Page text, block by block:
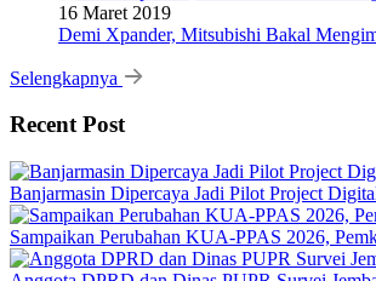
16 Maret 2019
Demi Xpander, Mitsubishi Bakal
Selengkapnya
Recent Post
Banjarmasin Dipercaya Jadi Pilot Project
Sampaikan Perubahan KUA-PPAS 2026,